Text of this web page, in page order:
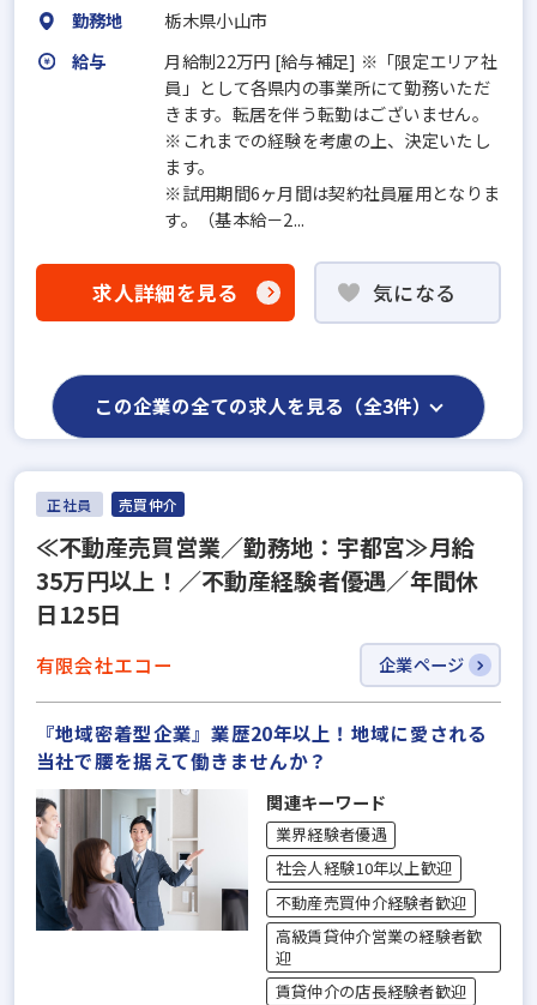
勤務地
栃木県小山市
給与
月給制22万円 [給与補足] ※「限定エリア社
員」として各県内の事業所にて勤務いただ
きます。転居を伴う転勤はございません。
※これまでの経験を考慮の上、決定いたし
ます。
※試用期間6ヶ月間は契約社員雇用となりま
す。（基本給－2...
求人詳細を見る 気になる
この企業の全ての求人を見る（全3件）
正社員 売買仲介
≪不動産売買営業／勤務地：宇都宮≫月給
35万円以上！／不動産経験者優遇／年間休
日125日
有限会社エコー 企業ページ
『地域密着型企業』業歴20年以上！地域に愛される
当社で腰を据えて働きませんか？
関連キーワード
業界経験者優遇
社会人経験10年以上歓迎
不動産売買仲介経験者歓迎
高級賃貸仲介営業の経験者歓
迎
賃貸仲介の店長経験者歓迎